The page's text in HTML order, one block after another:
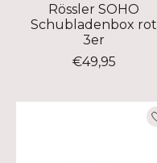
Rössler SOHO
Schubladenbox rot
3er
€49,95